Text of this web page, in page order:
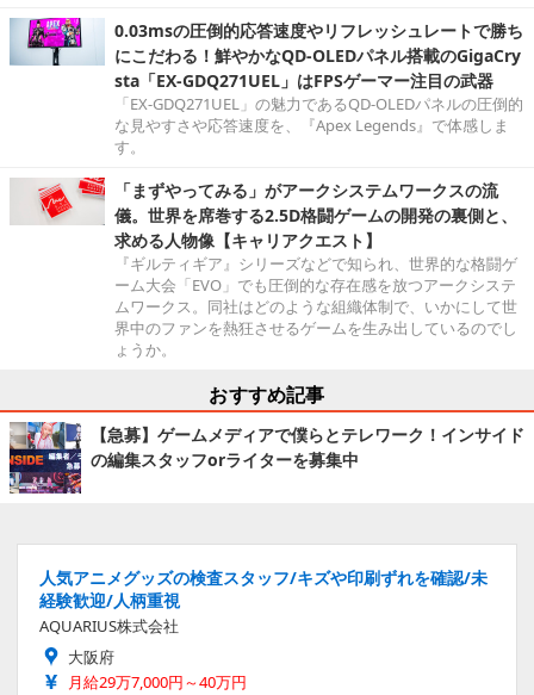
0.03msの圧倒的応答速度やリフレッシュレートで勝ち
にこだわる！鮮やかなQD-OLEDパネル搭載のGigaCry
sta「EX-GDQ271UEL」はFPSゲーマー注目の武器
「EX-GDQ271UEL」の魅力であるQD-OLEDパネルの圧倒的
な見やすさや応答速度を、『Apex Legends』で体感しま
す。
「まずやってみる」がアークシステムワークスの流
儀。世界を席巻する2.5D格闘ゲームの開発の裏側と、
求める人物像【キャリアクエスト】
『ギルティギア』シリーズなどで知られ、世界的な格闘ゲ
ーム大会「EVO」でも圧倒的な存在感を放つアークシステ
ムワークス。同社はどのような組織体制で、いかにして世
界中のファンを熱狂させるゲームを生み出しているのでし
ょうか。
おすすめ記事
【急募】ゲームメディアで僕らとテレワーク！インサイド
の編集スタッフorライターを募集中
人気アニメグッズの検査スタッフ/キズや印刷ずれを確認/未
経験歓迎/人柄重視
AQUARIUS株式会社
大阪府
月給29万7,000円～40万円